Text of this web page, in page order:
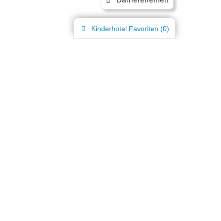
Kinderhotel Favoriten (0)